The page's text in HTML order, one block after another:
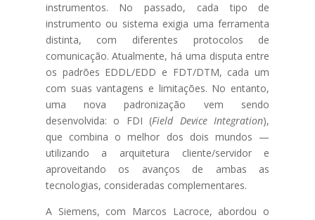
instrumentos. No passado, cada tipo de
instrumento ou sistema exigia uma ferramenta
distinta, com diferentes protocolos de
comunicação. Atualmente, há uma disputa entre
os padrões EDDL/EDD e FDT/DTM, cada um
com suas vantagens e limitações. No entanto,
uma nova padronização vem sendo
desenvolvida: o FDI (Field Device Integration),
que combina o melhor dos dois mundos —
utilizando a arquitetura cliente/servidor e
aproveitando os avanços de ambas as
tecnologias, consideradas complementares.
A Siemens, com Marcos Lacroce, abordou o